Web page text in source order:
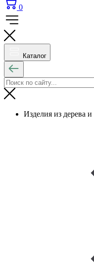
0
Каталог
Изделия из дерева